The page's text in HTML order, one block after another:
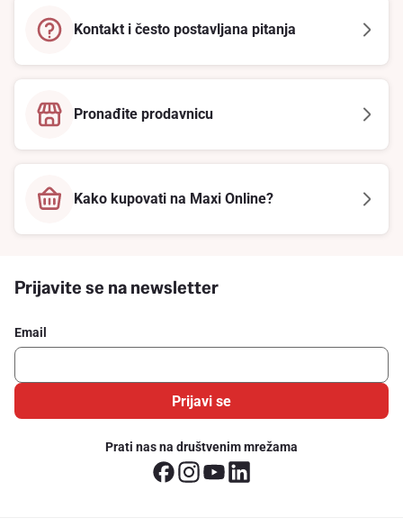
Kontakt i često postavljana pitanja
Pronađite prodavnicu
Kako kupovati na Maxi Online?
Prijavite se na newsletter
Email
Prijavi se
Prati nas na društvenim mrežama